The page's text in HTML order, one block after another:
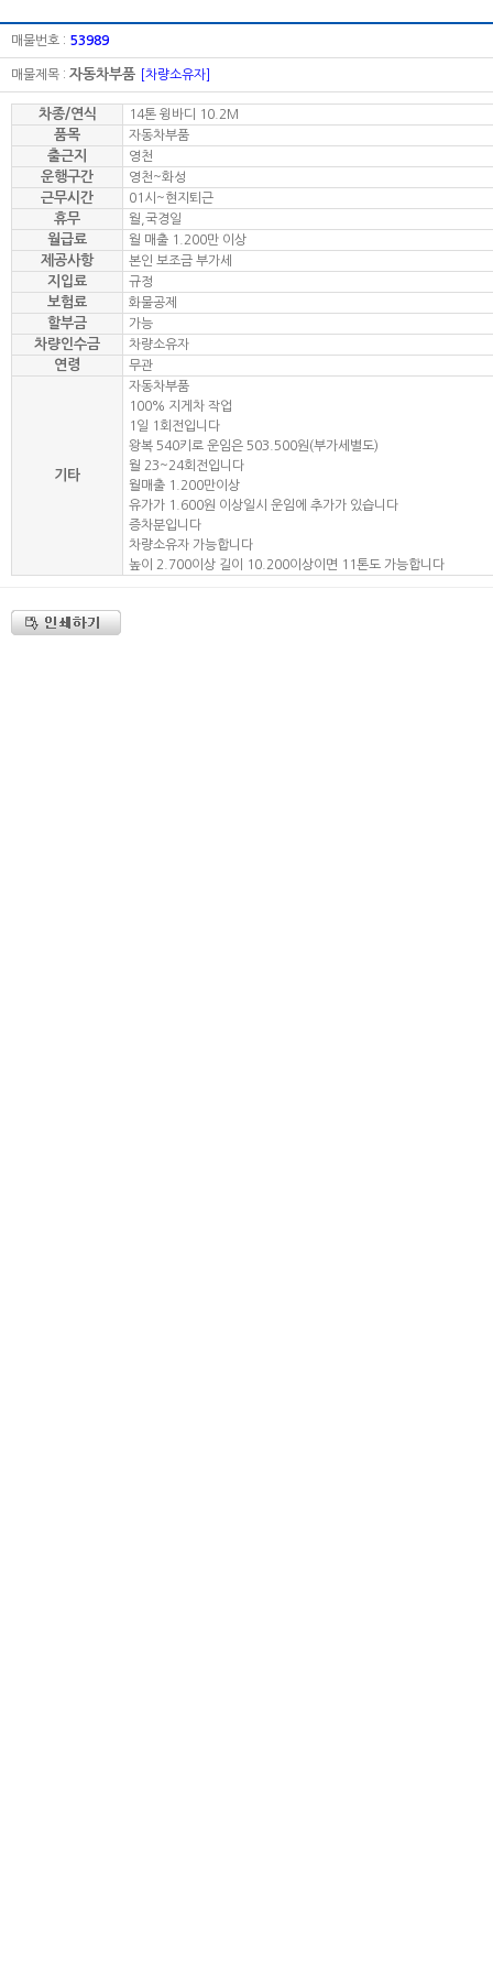
매물번호 : 53989
매물제목 : 자동차부품 [차량소유자]
차종/연식 14톤 윙바디 10.2M
품목 자동차부품
출근지 영천
운행구간 영천~화성
근무시간 01시~현지퇴근
휴무 월,국경일
월급료 월 매출 1.200만 이상
제공사항 본인 보조금 부가세
지입료 규정
보험료 화물공제
할부금 가능
차량인수금 차량소유자
연령 무관
기타
자동차부품
100% 지게차 작업
1일 1회전입니다
왕복 540키로 운임은 503.500원(부가세별도)
월 23~24회전입니다
월매출 1.200만이상
유가가 1.600원 이상일시 운임에 추가가 있습니다
증차분입니다
차량소유자 가능합니다
높이 2.700이상 길이 10.200이상이면 11톤도 가능합니다